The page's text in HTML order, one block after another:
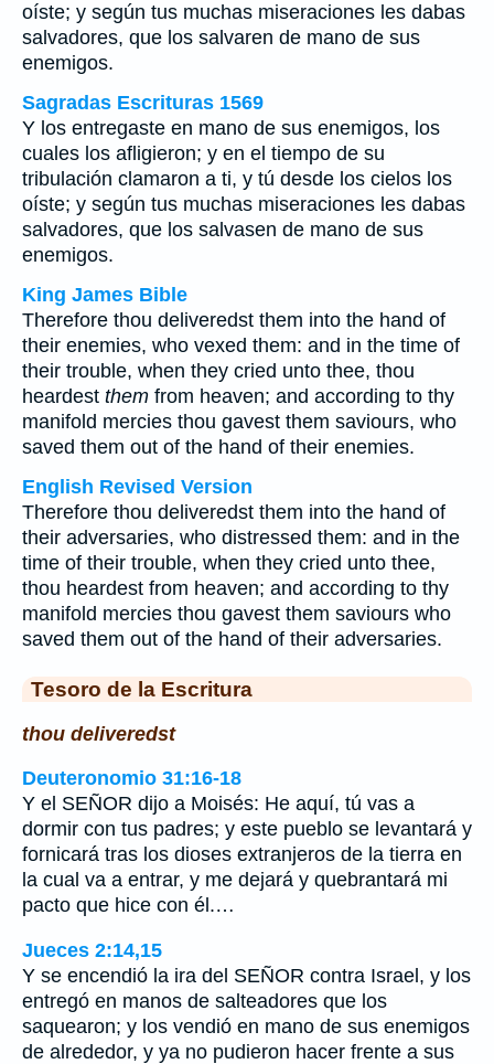
oíste; y según tus muchas miseraciones les dabas
salvadores, que los salvaren de mano de sus
enemigos.
Sagradas Escrituras 1569
Y los entregaste en mano de sus enemigos, los
cuales los afligieron; y en el tiempo de su
tribulación clamaron a ti, y tú desde los cielos los
oíste; y según tus muchas miseraciones les dabas
salvadores, que los salvasen de mano de sus
enemigos.
King James Bible
Therefore thou deliveredst them into the hand of
their enemies, who vexed them: and in the time of
their trouble, when they cried unto thee, thou
heardest them from heaven; and according to thy
manifold mercies thou gavest them saviours, who
saved them out of the hand of their enemies.
English Revised Version
Therefore thou deliveredst them into the hand of
their adversaries, who distressed them: and in the
time of their trouble, when they cried unto thee,
thou heardest from heaven; and according to thy
manifold mercies thou gavest them saviours who
saved them out of the hand of their adversaries.
Tesoro de la Escritura
thou deliveredst
Deuteronomio 31:16-18
Y el SEÑOR dijo a Moisés: He aquí, tú vas a
dormir con tus padres; y este pueblo se levantará y
fornicará tras los dioses extranjeros de la tierra en
la cual va a entrar, y me dejará y quebrantará mi
pacto que hice con él.…
Jueces 2:14,15
Y se encendió la ira del SEÑOR contra Israel, y los
entregó en manos de salteadores que los
saquearon; y los vendió en mano de sus enemigos
de alrededor, y ya no pudieron hacer frente a sus